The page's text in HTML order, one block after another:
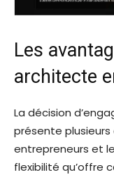
Les
architecte
La décision
présente
entrepreneurs et
flexibilité qu’offre